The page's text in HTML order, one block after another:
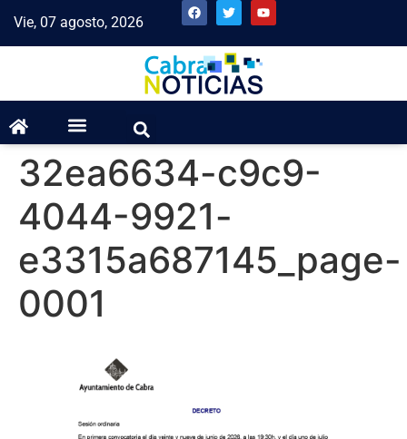
Vie, 07 agosto, 2026
32ea6634-c9c9-
4044-9921-
e3315a687145_page-
0001